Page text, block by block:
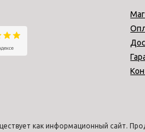
как информационный сайт.